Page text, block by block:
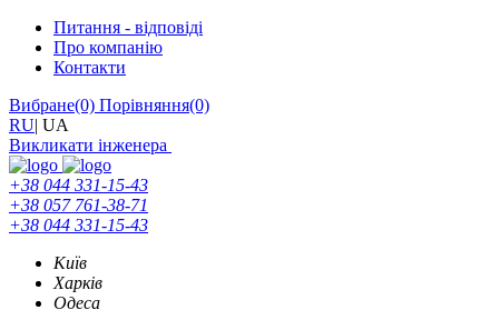
Питання - відповіді
Про компанію
Контакти
Вибране(0) Порівняння(0)
RU| UA
Викликати інженера
+38 044 331-15-43
+38 057 761-38-71
+38 044 331-15-43
Київ
Харків
Одеса